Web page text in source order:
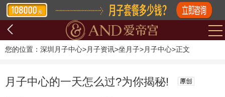
您的位置： 深圳月子中心>月子资讯>坐月子>月子中心>正文
月子中心的一天怎么过?为你揭秘!